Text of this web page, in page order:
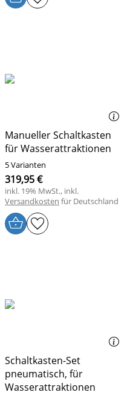
Manueller Schaltkasten
für Wasserattraktionen
5 Varianten
319,95 €
inkl. 19% MwSt., inkl.
Versandkosten für Deutschland
Schaltkasten-Set
pneumatisch, für
Wasserattraktionen